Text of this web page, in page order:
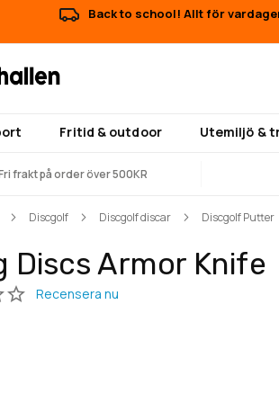
Back to school! Allt för
Fritid & outdoor Utemiljö &
frakt på order över 500KR
Discgolf Discgolf discar Discgolf Putter
Discs Armor Knife